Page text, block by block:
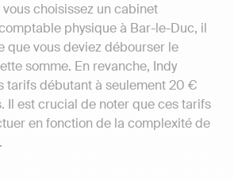
choisissez un cabinet
physique à Bar-le-Duc, il
que vous deviez débourser le
somme. En revanche, Indy
tarifs débutant à seulement 20 €
Il est crucial de noter que ces tarifs
en fonction de la complexité de